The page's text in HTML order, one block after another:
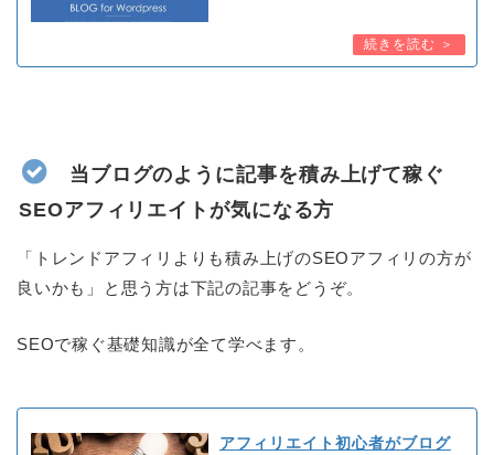
当ブログのように記事を積み上げて稼ぐ
SEOアフィリエイトが気になる方
「トレンドアフィリよりも積み上げのSEOアフィリの方が
良いかも」と思う方は下記の記事をどうぞ。
SEOで稼ぐ基礎知識が全て学べます。
アフィリエイト初心者がブログ